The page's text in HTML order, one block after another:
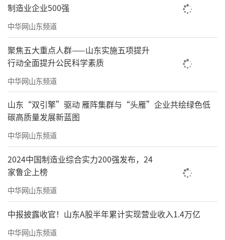
制造业企业500强
中华网山东频道
聚焦五大重点人群——山东实施五项提升
行动全面提升公民科学素质
中华网山东频道
山东“双引擎”驱动 雁阵集群与“头雁”企业共绘绿色低
碳高质量发展新蓝图
中华网山东频道
2024中国制造业综合实力200强发布，24
家鲁企上榜
中华网山东频道
中报披露收官！山东A股半年累计实现营业收入1.4万亿
中华网山东频道